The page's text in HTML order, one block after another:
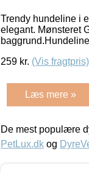
Trendy hundeline i
elegant. Mønsteret
259 kr. (Vis fragtpris)
Læs mere »
De mest populære
PetLux.dk og